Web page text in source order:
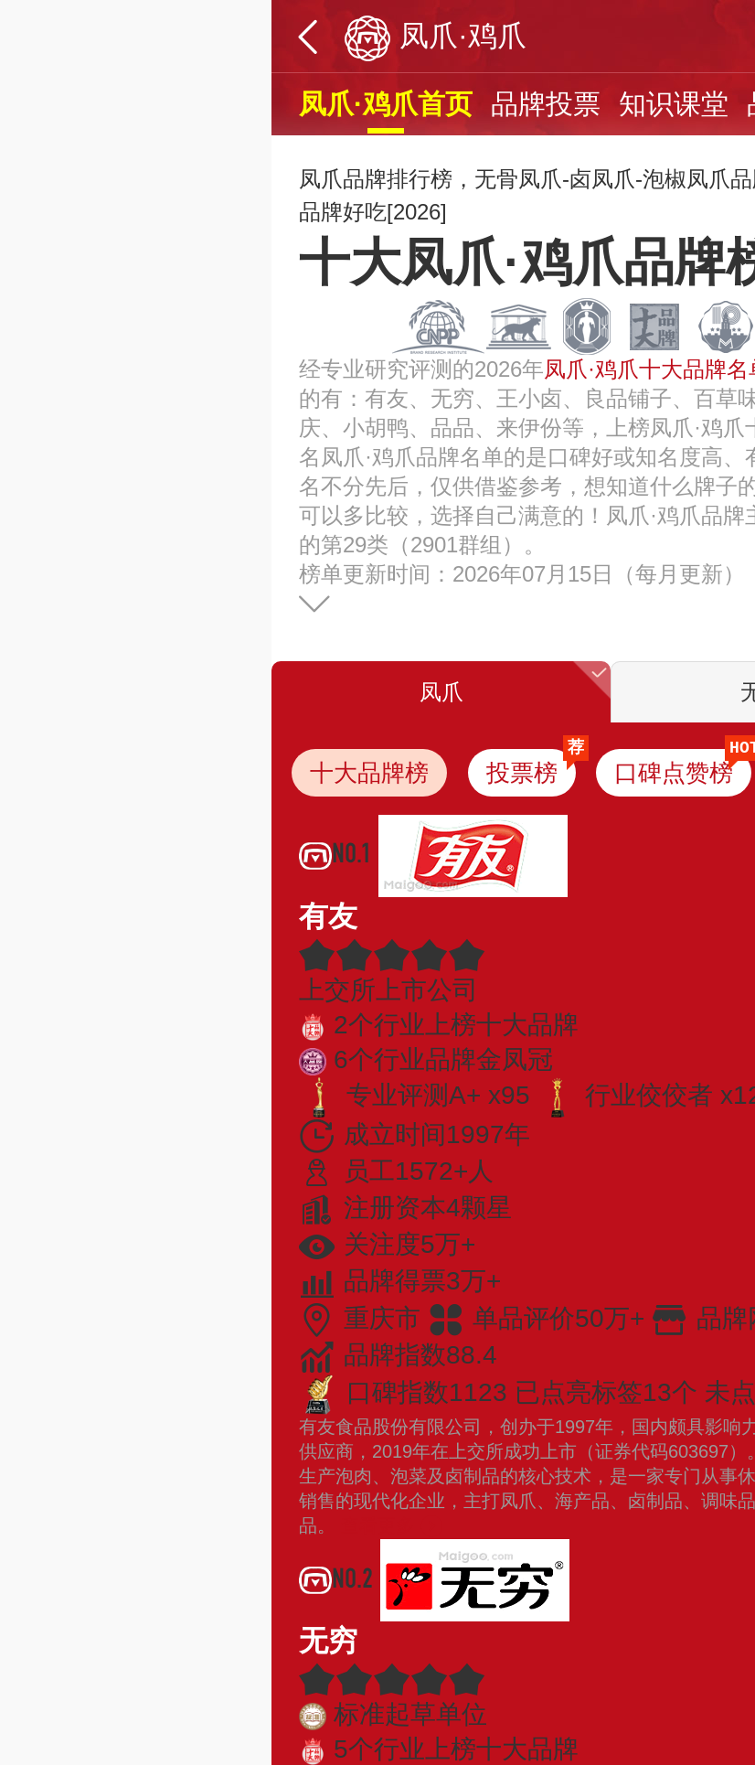
凤爪·鸡爪
凤爪·鸡爪首页 品牌投票 知识课堂
凤爪品牌排行榜，无骨凤爪-卤凤爪-泡椒凤爪
品牌好吃[2026]
十大凤爪·鸡爪品牌
经专业研究评测的2026年凤爪·鸡爪十大品牌名
的有：有友、无穷、王小卤、良品铺子、百草
庆、小胡鸭、品品、来伊份等，上榜凤爪·鸡爪
名凤爪·鸡爪品牌名单的是口碑好或知名度高、
名不分先后，仅供借鉴参考，想知道什么牌子
可以多比较，选择自己满意的！凤爪·鸡爪品牌
的第29类（2901群组）。
榜单更新时间：2026年07月15日（每月更新）
凤爪
十大品牌榜 投票榜
荐
口碑点赞榜
NO.1
有友
上交所上市公司
2个行业上榜十大品牌
6个行业品牌金凤冠
专业评测A+ x95
行业佼佼者
成立时间1997年
员工1572+人
注册资本4颗星
关注度5万+
品牌得票3万+
重庆市
单品评价50万+
品牌
品牌指数88.4
口碑指数1123 已点亮标签13个 未
有友食品股份有限公司，创办于1997年，国内颇具影响
供应商，2019年在上交所成功上市（证券代码603697）
生产泡肉、泡菜及卤制品的核心技术，是一家专门从事
销售的现代化企业，主打凤爪、海产品、卤制品、调味
品。
NO.2
无穷
标准起草单位
5个行业上榜十大品牌